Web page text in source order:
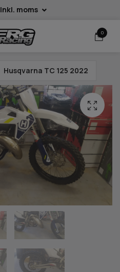
Inkl. moms
0
Husqvarna TC 125 2022